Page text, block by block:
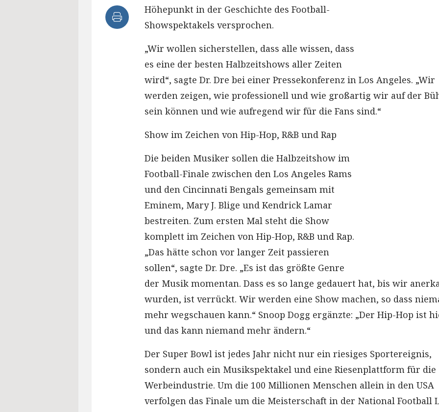
Höhepunkt in der Geschichte des Football-
Showspektakels versprochen.
„Wir wollen sicherstellen, dass alle wissen, dass
es eine der besten Halbzeitshows aller Zeiten
wird“, sagte Dr. Dre bei einer Pressekonferenz in Los Angeles. „Wir
werden zeigen, wie professionell und wie großartig wir auf der
sein können und wie aufregend wir für die Fans sind.“
Show im Zeichen von Hip-Hop, R&B und Rap
Die beiden Musiker sollen die Halbzeitshow im
Football-Finale zwischen den Los Angeles Rams
und den Cincinnati Bengals gemeinsam mit
Eminem, Mary J. Blige und Kendrick Lamar
bestreiten. Zum ersten Mal steht die Show
komplett im Zeichen von Hip-Hop, R&B und Rap.
„Das hätte schon vor langer Zeit passieren
sollen“, sagte Dr. Dre. „Es ist das größte Genre
der Musik momentan. Dass es so lange gedauert hat, bis wir
wurden, ist verrückt. Wir werden eine Show machen, so dass
mehr wegschauen kann.“ Snoop Dogg ergänzte: „Der Hip-Hop ist
und das kann niemand mehr ändern.“
Der Super Bowl ist jedes Jahr nicht nur ein riesiges Sportereignis,
sondern auch ein Musikspektakel und eine Riesenplattform für die
Werbeindustrie. Um die 100 Millionen Menschen allein in den USA
verfolgen das Finale um die Meisterschaft in der National Football